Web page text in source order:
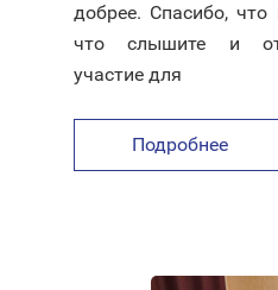
добрее. Спасибо,
что слышите и
участие для
Подробнее